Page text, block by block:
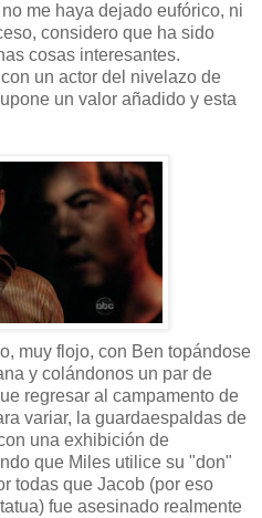
me haya dejado eufórico, ni
considero que ha sido
cosas interesantes.
un actor del nivelazo de
un valor añadido y esta
muy flojo, con Ben topándose
y colándonos un par de
regresar al campamento de
variar, la guardaespaldas de
una exhibición de
que Miles utilice su "don"
todas que Jacob (por eso
fue asesinado realmente